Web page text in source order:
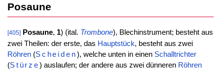
Posaune
[405] Posaune, 1) (ital. Trombone), Blechinstrument; besteht aus
zwei Theilen: der erste, das Hauptstück, besteht aus zwei
Röhren(Scheiden), welche unten in einen Schalltrichter
(Stürze) auslaufen; der andere aus zwei dünneren Röhren